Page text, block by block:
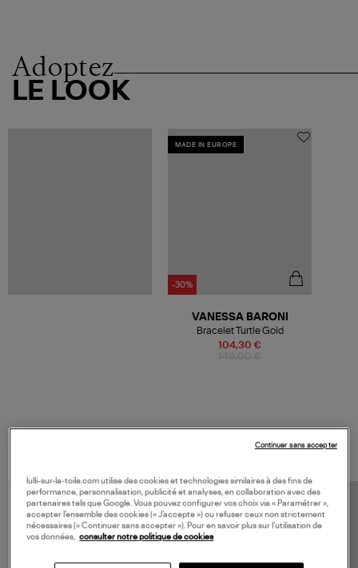
Adoptez
LE LOOK
MADE IN EUROPE
-30%
104,30 €
VANESSA BARONI
Bracelet Turtle Gold
VOS DERNIERS PRODUITS VUS
lulli-sur-la-toile.com utilise des cookies et technologies similaires à des fins de
performance, personnalisation, publicité et analyses, en collaboration avec des
partenaires tels que Google. Vous pouvez configurer vos choix via « Paramétrer »,
accepter l’ensemble des cookies (« J’accepte ») ou refuser ceux non strictement
nécessaires (« Continuer sans accepter »). Pour en savoir plus sur l’utilisation de
vos données, consulter notre politique de cookies
Continuer sans accepter